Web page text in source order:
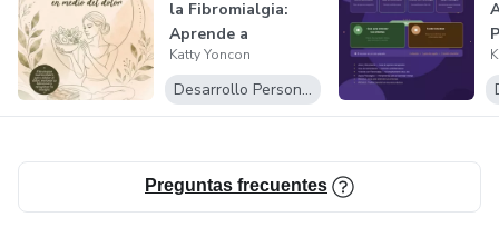
la Fibromialgia:
Aprende a
Alimentarte en...
Katty Yoncon
Desarrollo Personal
Preguntas frecuentes